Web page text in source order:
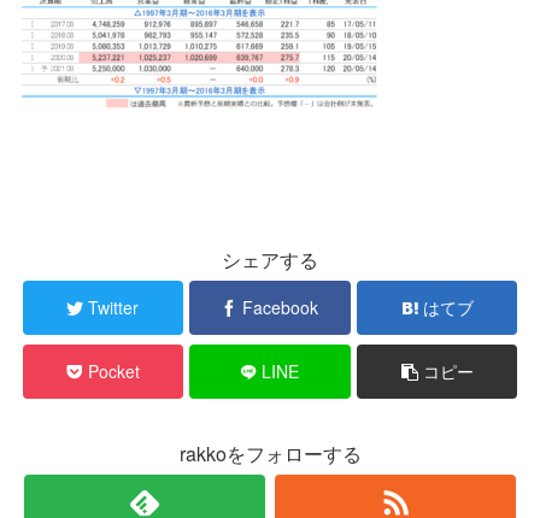
シェアする
Twitter Facebook はてブ
Pocket LINE コピー
rakkoをフォローする